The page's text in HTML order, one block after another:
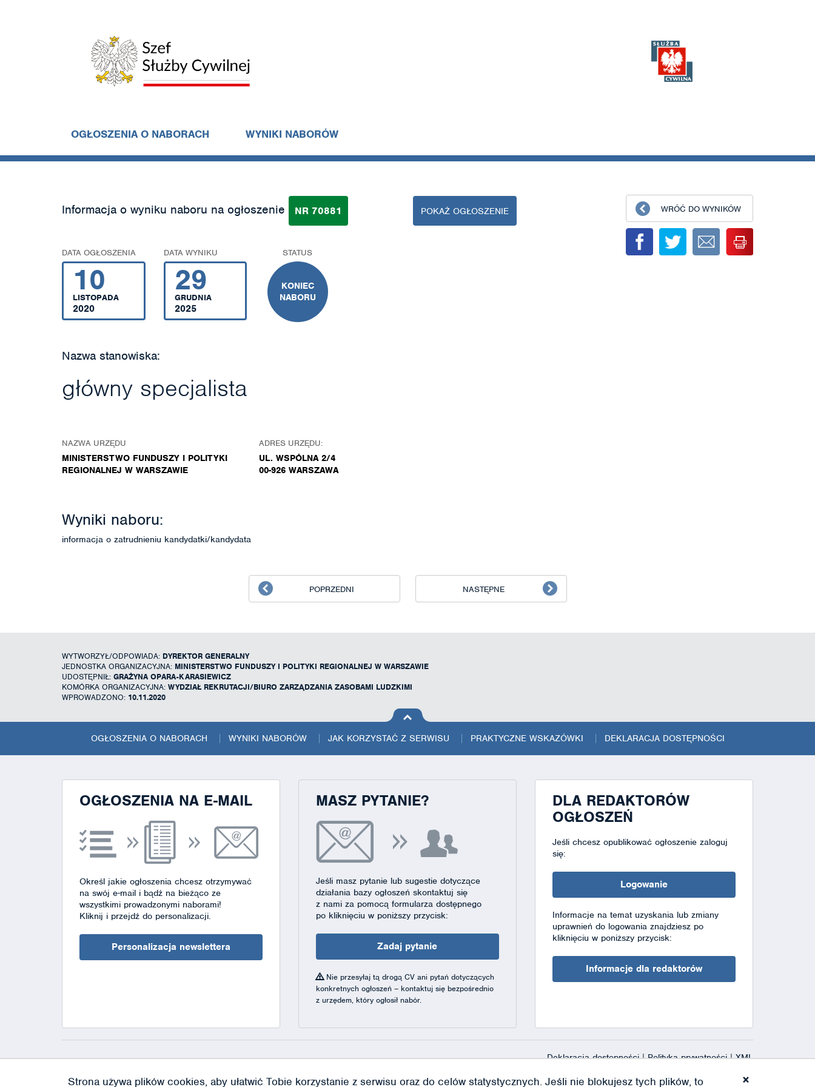
OGŁOSZENIA O NABORACH WYNIKI NABORÓW
Informacja o wyniku naboru na ogłoszenie NR 70881 POKAŻ OGŁOSZENIE
DATA OGŁOSZENIA
10
LISTOPADA
2020
DATA WYNIKU
29
GRUDNIA
2025
STATUS
KONIEC
NABORU
Nazwa stanowiska:
główny specjalista
NAZWA URZĘDU
MINISTERSTWO FUNDUSZY I POLITYKI
REGIONALNEJ W WARSZAWIE
ADRES URZĘDU:
UL. WSPÓLNA 2/4
00-926 WARSZAWA
Wyniki naboru:
informacja o zatrudnieniu kandydatki/kandydata
WRÓĆ DO WYNIKÓW
POPRZEDNI NASTĘPNE
WYTWORZYŁ/ODPOWIADA: DYREKTOR GENERALNY
JEDNOSTKA ORGANIZACYJNA: MINISTERSTWO FUNDUSZY I POLITYKI REGIONALNEJ W WARSZAWIE
UDOSTĘPNIŁ: GRAŻYNA OPARA-KARASIEWICZ
KOMÓRKA ORGANIZACYJNA: WYDZIAŁ REKRUTACJI/BIURO ZARZĄDZANIA ZASOBAMI LUDZKIMI
WPROWADZONO: 10.11.2020
na górę
strony
OGŁOSZENIA O NABORACH WYNIKI NABORÓW JAK KORZYSTAĆ Z SERWISU PRAKTYCZNE WSKAZÓWKI DEKLARACJA DOSTĘPNOŚCI
OGŁOSZENIA NA E-MAIL
Określ jakie ogłoszenia chcesz otrzymywać
na swój e-mail i bądź na bieżąco ze
wszystkimi prowadzonymi naborami!
Kliknij i przejdź do personalizacji.
Personalizacja newslettera
MASZ PYTANIE?
Jeśli masz pytanie lub sugestie dotyczące
działania bazy ogłoszeń skontaktuj się
z nami za pomocą formularza dostępnego
po kliknięciu w poniższy przycisk:
Zadaj pytanie
Nie przesyłaj tą drogą CV ani pytań dotyczących
konkretnych ogłoszeń – kontaktuj się bezpośrednio
z urzędem, który ogłosił nabór.
DLA REDAKTORÓW
OGŁOSZEŃ
Jeśli chcesz opublikować ogłoszenie zaloguj
się:
Logowanie
Informacje na temat uzyskania lub zmiany
uprawnień do logowania znajdziesz po
kliknięciu w poniższy przycisk:
Informacje dla redaktorów
Deklaracja dostępności|Polityka prywatności|XML
Strona używa plików cookies, aby ułatwić Tobie korzystanie z serwisu oraz do celów statystycznych. Jeśli nie blokujesz tych plików, to ×